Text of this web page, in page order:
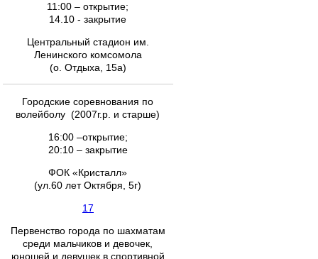
11:00 – открытие;
14.10 - закрытие
Центральный стадион им.
Ленинского комсомола
(о. Отдыха, 15а)
Городские соревнования по
волейболу (2007г.р. и старше)
16:00 –открытие;
20:10 – закрытие
ФОК «Кристалл»
(ул.60 лет Октября, 5г)
17
Первенство города по шахматам
среди мальчиков и девочек,
юношей и девушек в спортивной